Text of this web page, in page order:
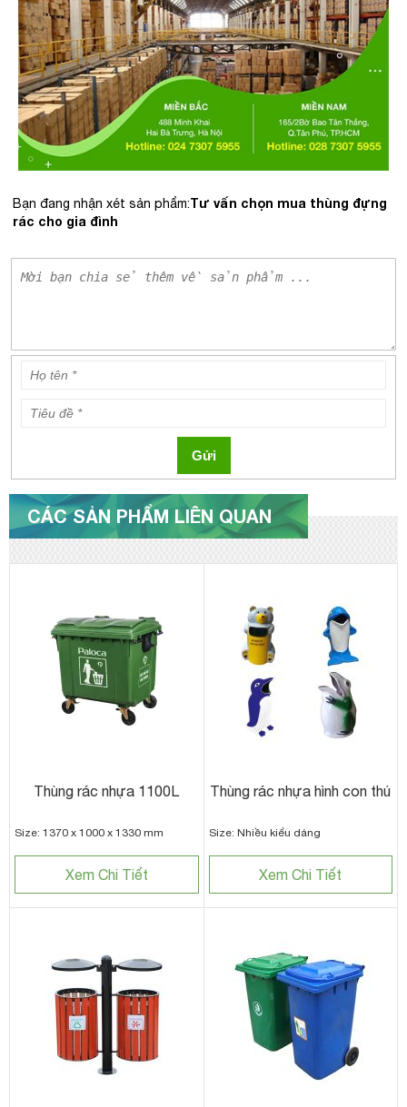
Bạn đang nhận xét sản phẩm:Tư vấn chọn mua thùng đựng
rác cho gia đình
Gửi
CÁC SẢN PHẨM LIÊN QUAN
Thùng rác nhựa 1100L
Size: 1370 x 1000 x 1330 mm
Xem Chi Tiết
Thùng rác nhựa hình con thú
Size: Nhiều kiểu dáng
Xem Chi Tiết